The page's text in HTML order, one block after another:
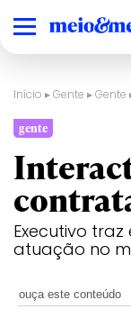
Início ▸Gente ▸Gente
gente
Executivo
atuação no
ouça este conteúdo